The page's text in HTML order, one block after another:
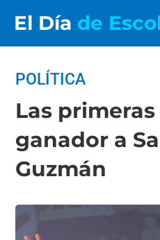
El Día de
POLÍTICA
Las
ganador a
Guzmán